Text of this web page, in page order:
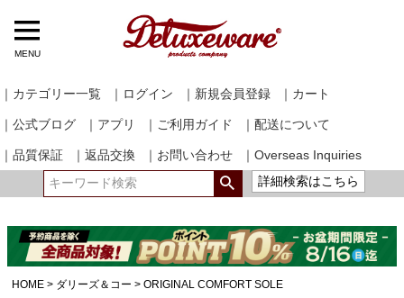
MENU
｜カテゴリー一覧 ｜ログイン ｜新規会員登録 ｜カート
｜公式ブログ ｜アプリ ｜ご利用ガイド ｜配送について
｜品質保証 ｜返品交換 ｜お問い合わせ
｜Overseas Inquiries
詳細検索はこちら
HOME ダリーズ＆コー ORIGINAL COMFORT SOLE